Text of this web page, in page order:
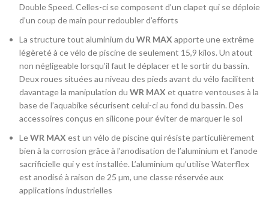
Double Speed. Celles-ci se composent d’un clapet qui se déploie
d’un coup de main pour redoubler d’efforts
La structure tout aluminium du WR MAX apporte une extrême
légèreté à ce vélo de piscine de seulement 15,9 kilos. Un atout
non négligeable lorsqu’il faut le déplacer et le sortir du bassin.
Deux roues situées au niveau des pieds avant du vélo facilitent
davantage la manipulation du WR MAX et quatre ventouses à la
base de l’aquabike sécurisent celui-ci au fond du bassin. Des
accessoires conçus en silicone pour éviter de marquer le sol
LeWR MAX est un vélo de piscine qui résiste particulièrement
bien à la corrosion grâce à l’anodisation de l’aluminium et l’anode
sacrificielle qui y est installée. L’aluminium qu’utilise Waterflex
est anodisé à raison de 25 µm, une classe réservée aux
applications industrielles